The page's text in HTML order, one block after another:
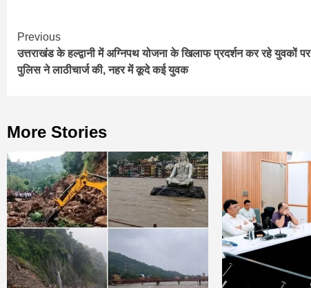
Continue
Reading
Previous
उत्तराखंड के हल्द्वानी में अग्निपथ योजना के खिलाफ प्रदर्शन कर रहे युवकों पर
पुलिस ने लाठीचार्ज की, नहर में कूदे कई युवक
More Stories